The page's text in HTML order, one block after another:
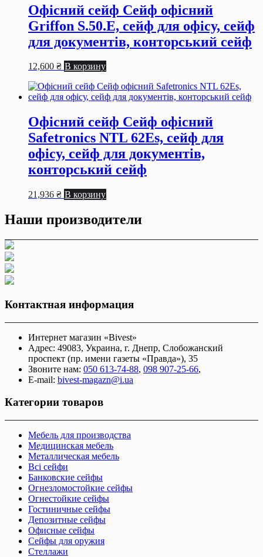
Офісний сейф Сейф офiсний
Griffon S.50.Е, сейф для офiсу, сейф
для документiв, конторський сейф
12,600 ₴ В корзину
Офісний сейф Сейф офiсний
Safetronics NTL 62Es, сейф для
офiсу, сейф для документiв,
конторський сейф
21,936 ₴ В корзину
Наши производители
Контактная информация
Интернет магазин «Bivest»
Адрес: 49083, Украина, г. Днепр, Слобожанский
проспект (пр. имени газеты «Правда»), 35
Звоните нам: 050 613-74-88, 098 907-25-66,
E-mail: bivest-magazn@i.ua
Категории товаров
Мебель для производства
Медицинская мебель
Металлическая мебель
Всі сейфи
Банковские сейфы
Огнезломостойкие сейфы
Огнестойкие сейфы
Гостиничные сейфы
Депозитные сейфы
Офисные сейфы
Сейфы для оружия
Стеллажи